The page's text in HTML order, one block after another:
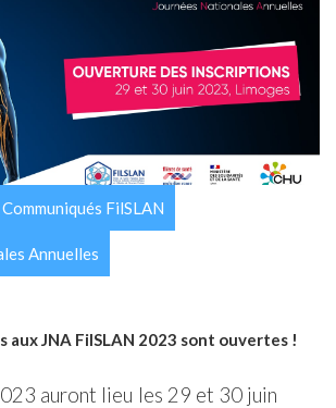
Communiqués FilSLAN
Annuelles
aux JNA FilSLAN 2023 sont ouvertes !
auront lieu les 29 et 30 juin